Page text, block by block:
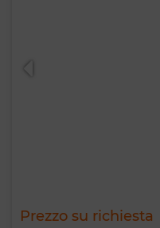
Prezzo su richiesta